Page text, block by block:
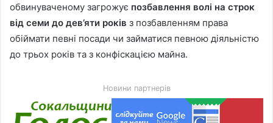
обвинуваченому загрожує позбавлення волі на строк
від семи до дев’яти років з позбавленням права
обіймати певні посади чи займатися певною діяльністю
до трьох років та з конфіскацією майна.
Новини партнерів